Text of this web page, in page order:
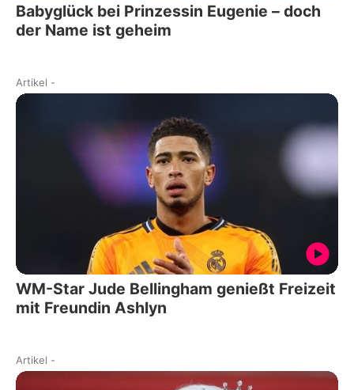
Babyglück bei Prinzessin Eugenie – doch
der Name ist geheim
Artikel -
WM-Star Jude Bellingham genießt Freizeit
mit Freundin Ashlyn
Artikel -